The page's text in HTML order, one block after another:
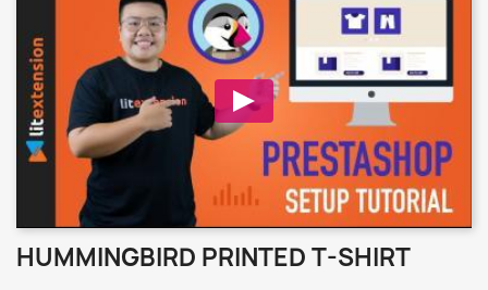
HUMMINGBIRD PRINTED T-SHIRT